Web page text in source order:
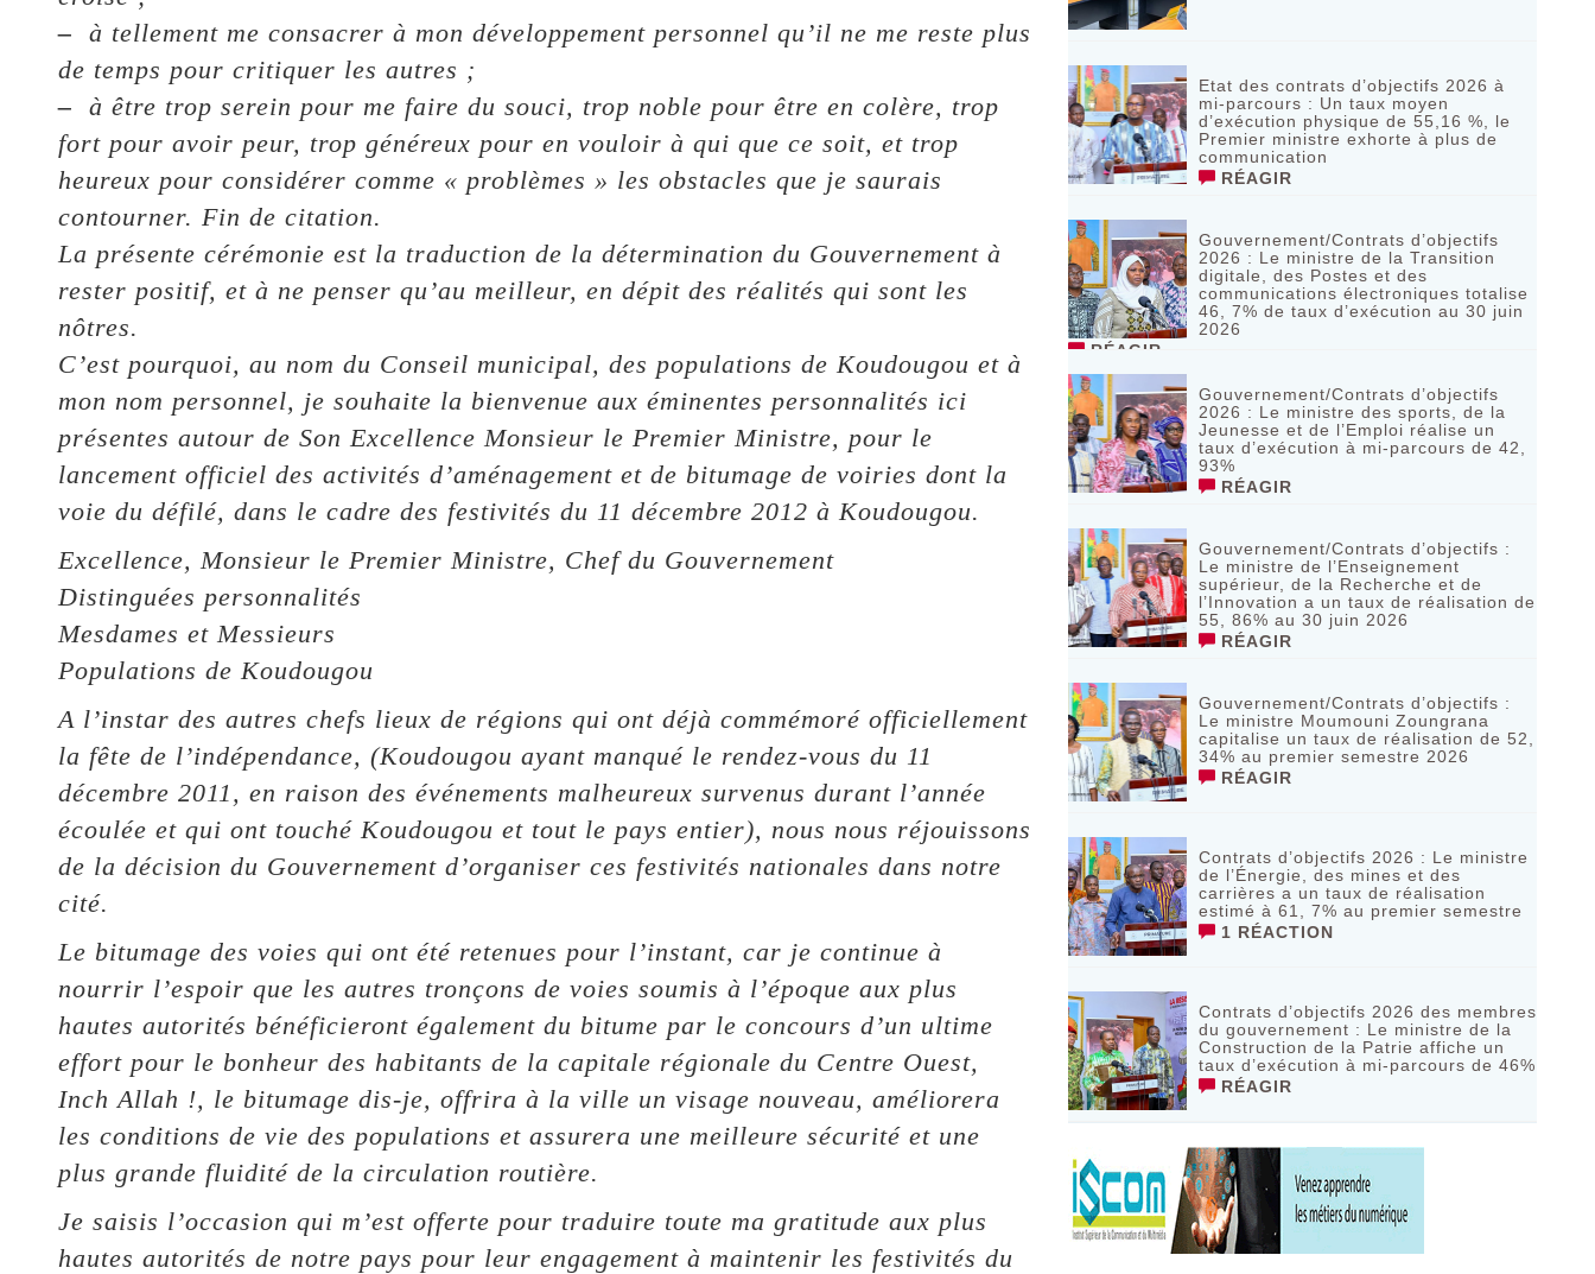
– à tellement me consacrer à mon développement personnel qu’il ne me reste plus
de temps pour critiquer les autres ;
– à être trop serein pour me faire du souci, trop noble pour être en colère, trop
fort pour avoir peur, trop généreux pour en vouloir à qui que ce soit, et trop
heureux pour considérer comme « problèmes » les obstacles que je saurais
contourner. Fin de citation.
La présente cérémonie est la traduction de la détermination du Gouvernement à
rester positif, et à ne penser qu’au meilleur, en dépit des réalités qui sont les
nôtres.
C’est pourquoi, au nom du Conseil municipal, des populations de Koudougou et à
mon nom personnel, je souhaite la bienvenue aux éminentes personnalités ici
présentes autour de Son Excellence Monsieur le Premier Ministre, pour le
lancement officiel des activités d’aménagement et de bitumage de voiries dont la
voie du défilé, dans le cadre des festivités du 11 décembre 2012 à Koudougou.
Excellence, Monsieur le Premier Ministre, Chef du Gouvernement
Distinguées personnalités
Mesdames et Messieurs
Populations de Koudougou
A l’instar des autres chefs lieux de régions qui ont déjà commémoré officiellement
la fête de l’indépendance, (Koudougou ayant manqué le rendez-vous du 11
décembre 2011, en raison des événements malheureux survenus durant l’année
écoulée et qui ont touché Koudougou et tout le pays entier), nous nous réjouissons
de la décision du Gouvernement d’organiser ces festivités nationales dans notre
cité.
Le bitumage des voies qui ont été retenues pour l’instant, car je continue à
nourrir l’espoir que les autres tronçons de voies soumis à l’époque aux plus
hautes autorités bénéficieront également du bitume par le concours d’un ultime
effort pour le bonheur des habitants de la capitale régionale du Centre Ouest,
Inch Allah !, le bitumage dis-je, offrira à la ville un visage nouveau, améliorera
les conditions de vie des populations et assurera une meilleure sécurité et une
plus grande fluidité de la circulation routière.
Je saisis l’occasion qui m’est offerte pour traduire toute ma gratitude aux plus
hautes autorités de notre pays pour leur engagement à maintenir les festivités du
Etat des contrats d’objectifs 2026 à
mi-parcours : Un taux moyen
d’exécution physique de 55,16 %, le
Premier ministre exhorte à plus de
communication
RÉAGIR
Gouvernement/Contrats d’objectifs
2026 : Le ministre de la Transition
digitale, des Postes et des
communications électroniques totalise
46, 7% de taux d’exécution au 30 juin
2026
RÉAGIR
Gouvernement/Contrats d’objectifs
2026 : Le ministre des sports, de la
Jeunesse et de l’Emploi réalise un
taux d’exécution à mi-parcours de 42,
93%
RÉAGIR
Gouvernement/Contrats d’objectifs :
Le ministre de l’Enseignement
supérieur, de la Recherche et de
l’Innovation a un taux de réalisation de
55, 86% au 30 juin 2026
RÉAGIR
Gouvernement/Contrats d’objectifs :
Le ministre Moumouni Zoungrana
capitalise un taux de réalisation de 52,
34% au premier semestre 2026
RÉAGIR
Contrats d’objectifs 2026 : Le ministre
de l’Énergie, des mines et des
carrières a un taux de réalisation
estimé à 61, 7% au premier semestre
1 RÉACTION
Contrats d’objectifs 2026 des membres
du gouvernement : Le ministre de la
Construction de la Patrie affiche un
taux d’exécution à mi-parcours de 46%
RÉAGIR